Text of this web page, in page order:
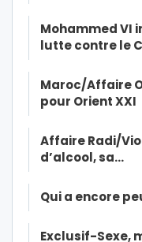
Mohammed VI
lutte contre le
Maroc/Affaire
pour Orient XXI
Affaire Radi/
d’alcool, sa…
Qui a encore
Exclusif-Sexe,